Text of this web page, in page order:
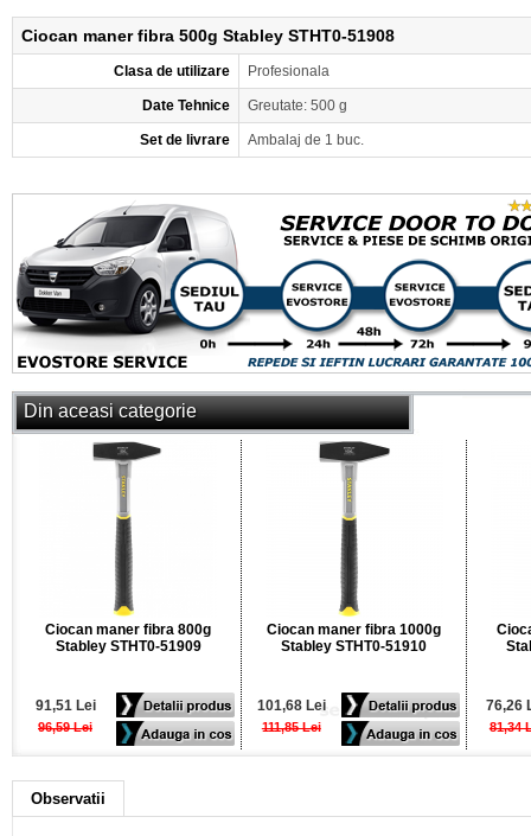
Ciocan maner fibra 500g Stabley STHT0-51908
Clasa de utilizare Profesionala
Date Tehnice Greutate: 500 g
Set de livrare Ambalaj de 1 buc.
Din aceasi categorie
Ciocan maner fibra 800g
Stabley STHT0-51909
91,51 Lei
96,59 Lei
Ciocan maner fibra 1000g
Stabley STHT0-51910
101,68 Lei
111,85 Lei
76,26
81,34
Observatii